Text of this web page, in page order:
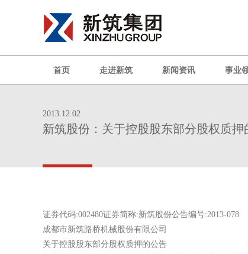
首页 走进新筑 新闻资讯 事业
2013.12.02
新筑股份：关于控股股东部分股权质押
证券代码:002480证券简称:新筑股份公告编号:2013-078
成都市新筑路桥机械股份有限公司
关于控股股东部分股权质押的公告